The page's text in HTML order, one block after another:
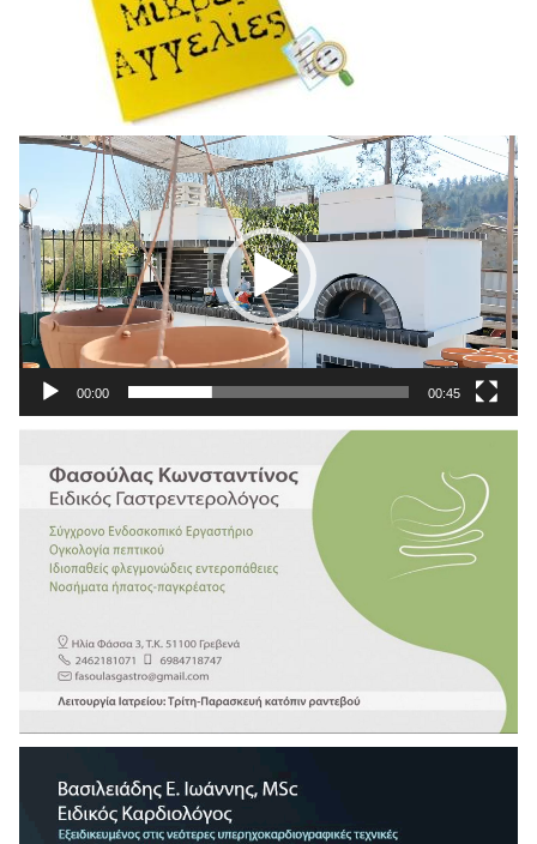
Πρόγραμμα
Αναπαραγωγής
Βίντεο
00:00 00:45